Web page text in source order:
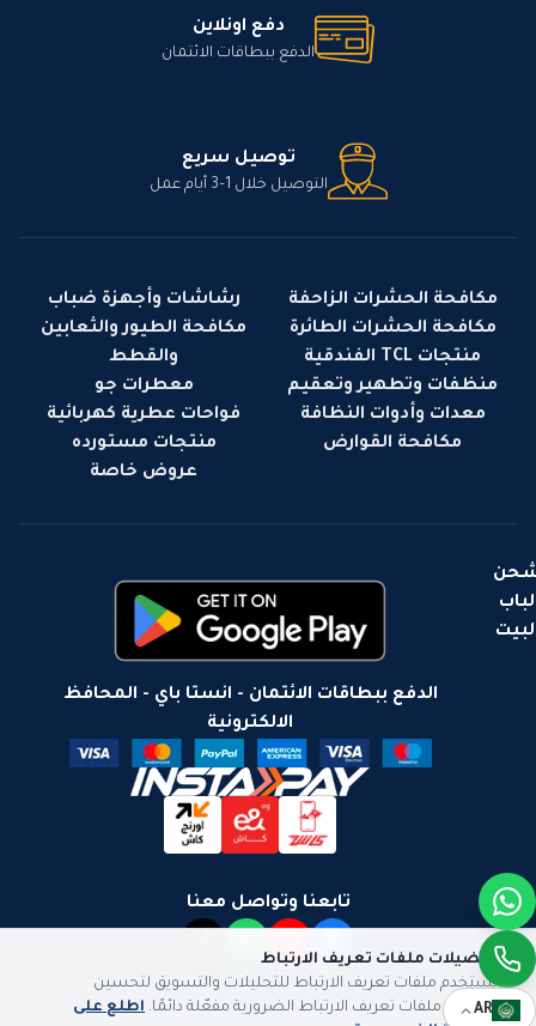
تفضيلات ملفات تعريف الارتباط
نستخدم ملفات تعريف الارتباط للتحليلات والتسويق لتحسين
تجربتك. ملفات تعريف الارتباط الضرورية مفعّلة دائمًا. اطلع على
دفع اونلاين
الدفع ببطاقات الائتمان
توصيل سريع
التوصيل خلال 1–3 أيام عمل
مكافحة الحشرات الزاحفة
مكافحة الحشرات الطائرة
منتجات TCL الفندقية
منظفات وتطهير وتعقيم
معدات وأدوات النظافة
مكافحة القوارض
رشاشات وأجهزة ضباب
مكافحة الطيور والثعابين
والقطط
معطرات جو
فواحات عطرية كهربائية
منتجات مستورده
عروض خاصة
لباب
تابعنا وتواصل معنا
الدفع ببطاقات الائتمان - انستا باي - المحافظ
الالكترونية
AR